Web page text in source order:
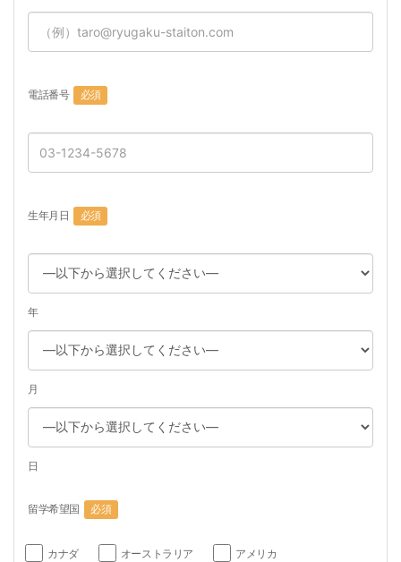
電話番号 必須
生年月日 必須
年
月
日
留学希望国 必須
カナダ オーストラリア
アメリカ